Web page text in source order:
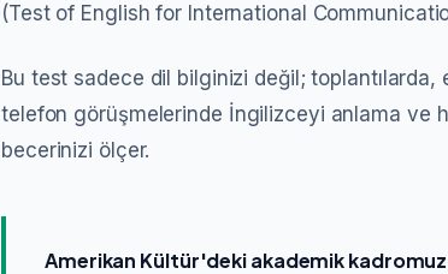
(Test of English for International
Bu test sadece dil bilginizi değil; toplantılarda,
telefon görüşmelerinde İngilizceyi anlama ve
becerinizi ölçer.
Amerikan Kültür'deki akademik